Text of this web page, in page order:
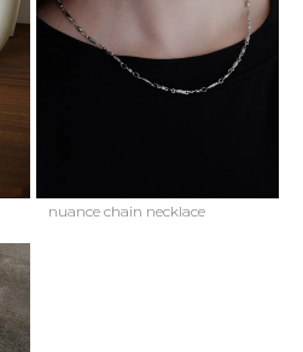
nuance chain necklace